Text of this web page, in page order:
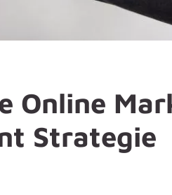
Online
Strategie